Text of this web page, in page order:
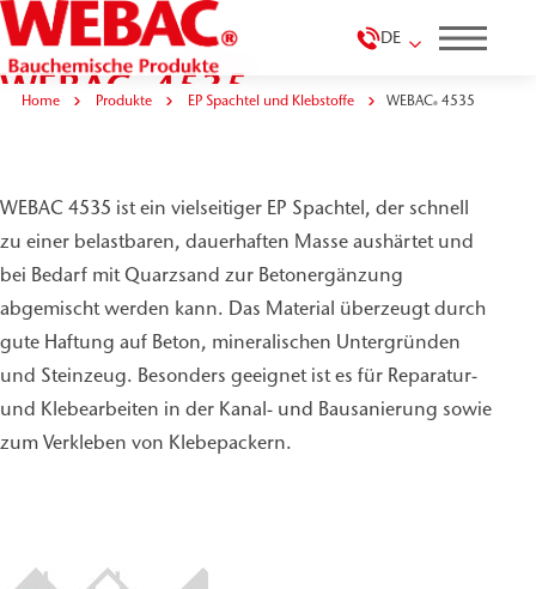
DE
Home Produkte EP Spachtel und Klebstoffe WEBAC®4535
WEBAC®4535
WEBAC 4535 ist ein vielseitiger EP Spachtel, der schnell
zu einer belastbaren, dauerhaften Masse aushärtet und
bei Bedarf mit Quarzsand zur Betonergänzung
abgemischt werden kann. Das Material überzeugt durch
gute Haftung auf Beton, mineralischen Untergründen
und Steinzeug. Besonders geeignet ist es für Reparatur-
und Klebearbeiten in der Kanal- und Bausanierung sowie
zum Verkleben von Klebepackern.